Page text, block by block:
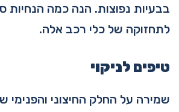
בבעיות נפוצות. הנה כמה הנחיות
לתחזוקה של כלי רכב אלה.
טיפים לניקוי
שמירה על החלק החיצוני